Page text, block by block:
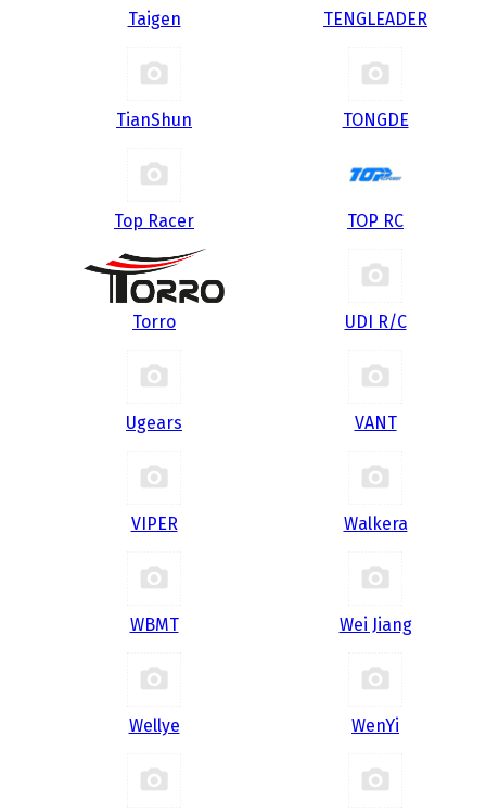
Taigen TENGLEADER
TianShun TONGDE
Top Racer TOP RC
Torro UDI R/С
Ugears VANT
VIPER Walkera
WBMT Wei Jiang
Wellye WenYi